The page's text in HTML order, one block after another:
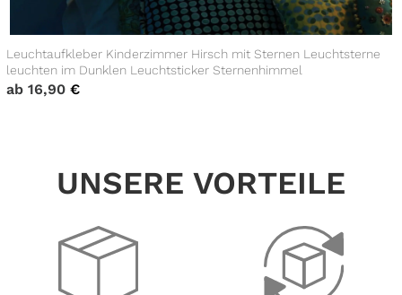
Leuchtaufkleber Kinderzimmer Hirsch mit Sternen Leuchtsterne
leuchten im Dunklen Leuchtsticker Sternenhimmel
ab 16,90 €
UNSERE VORTEILE